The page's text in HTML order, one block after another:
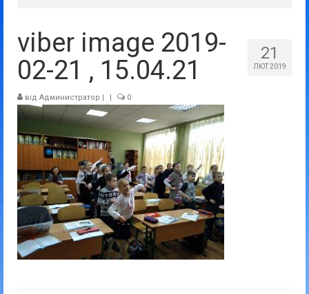
Про школу
Дошка оголошень
Батькам та учням
Прозорість та відкритість
21
ЛЮТ 2019
viber image 2019-
02-21 , 15.04.21
від Администратор | | 0